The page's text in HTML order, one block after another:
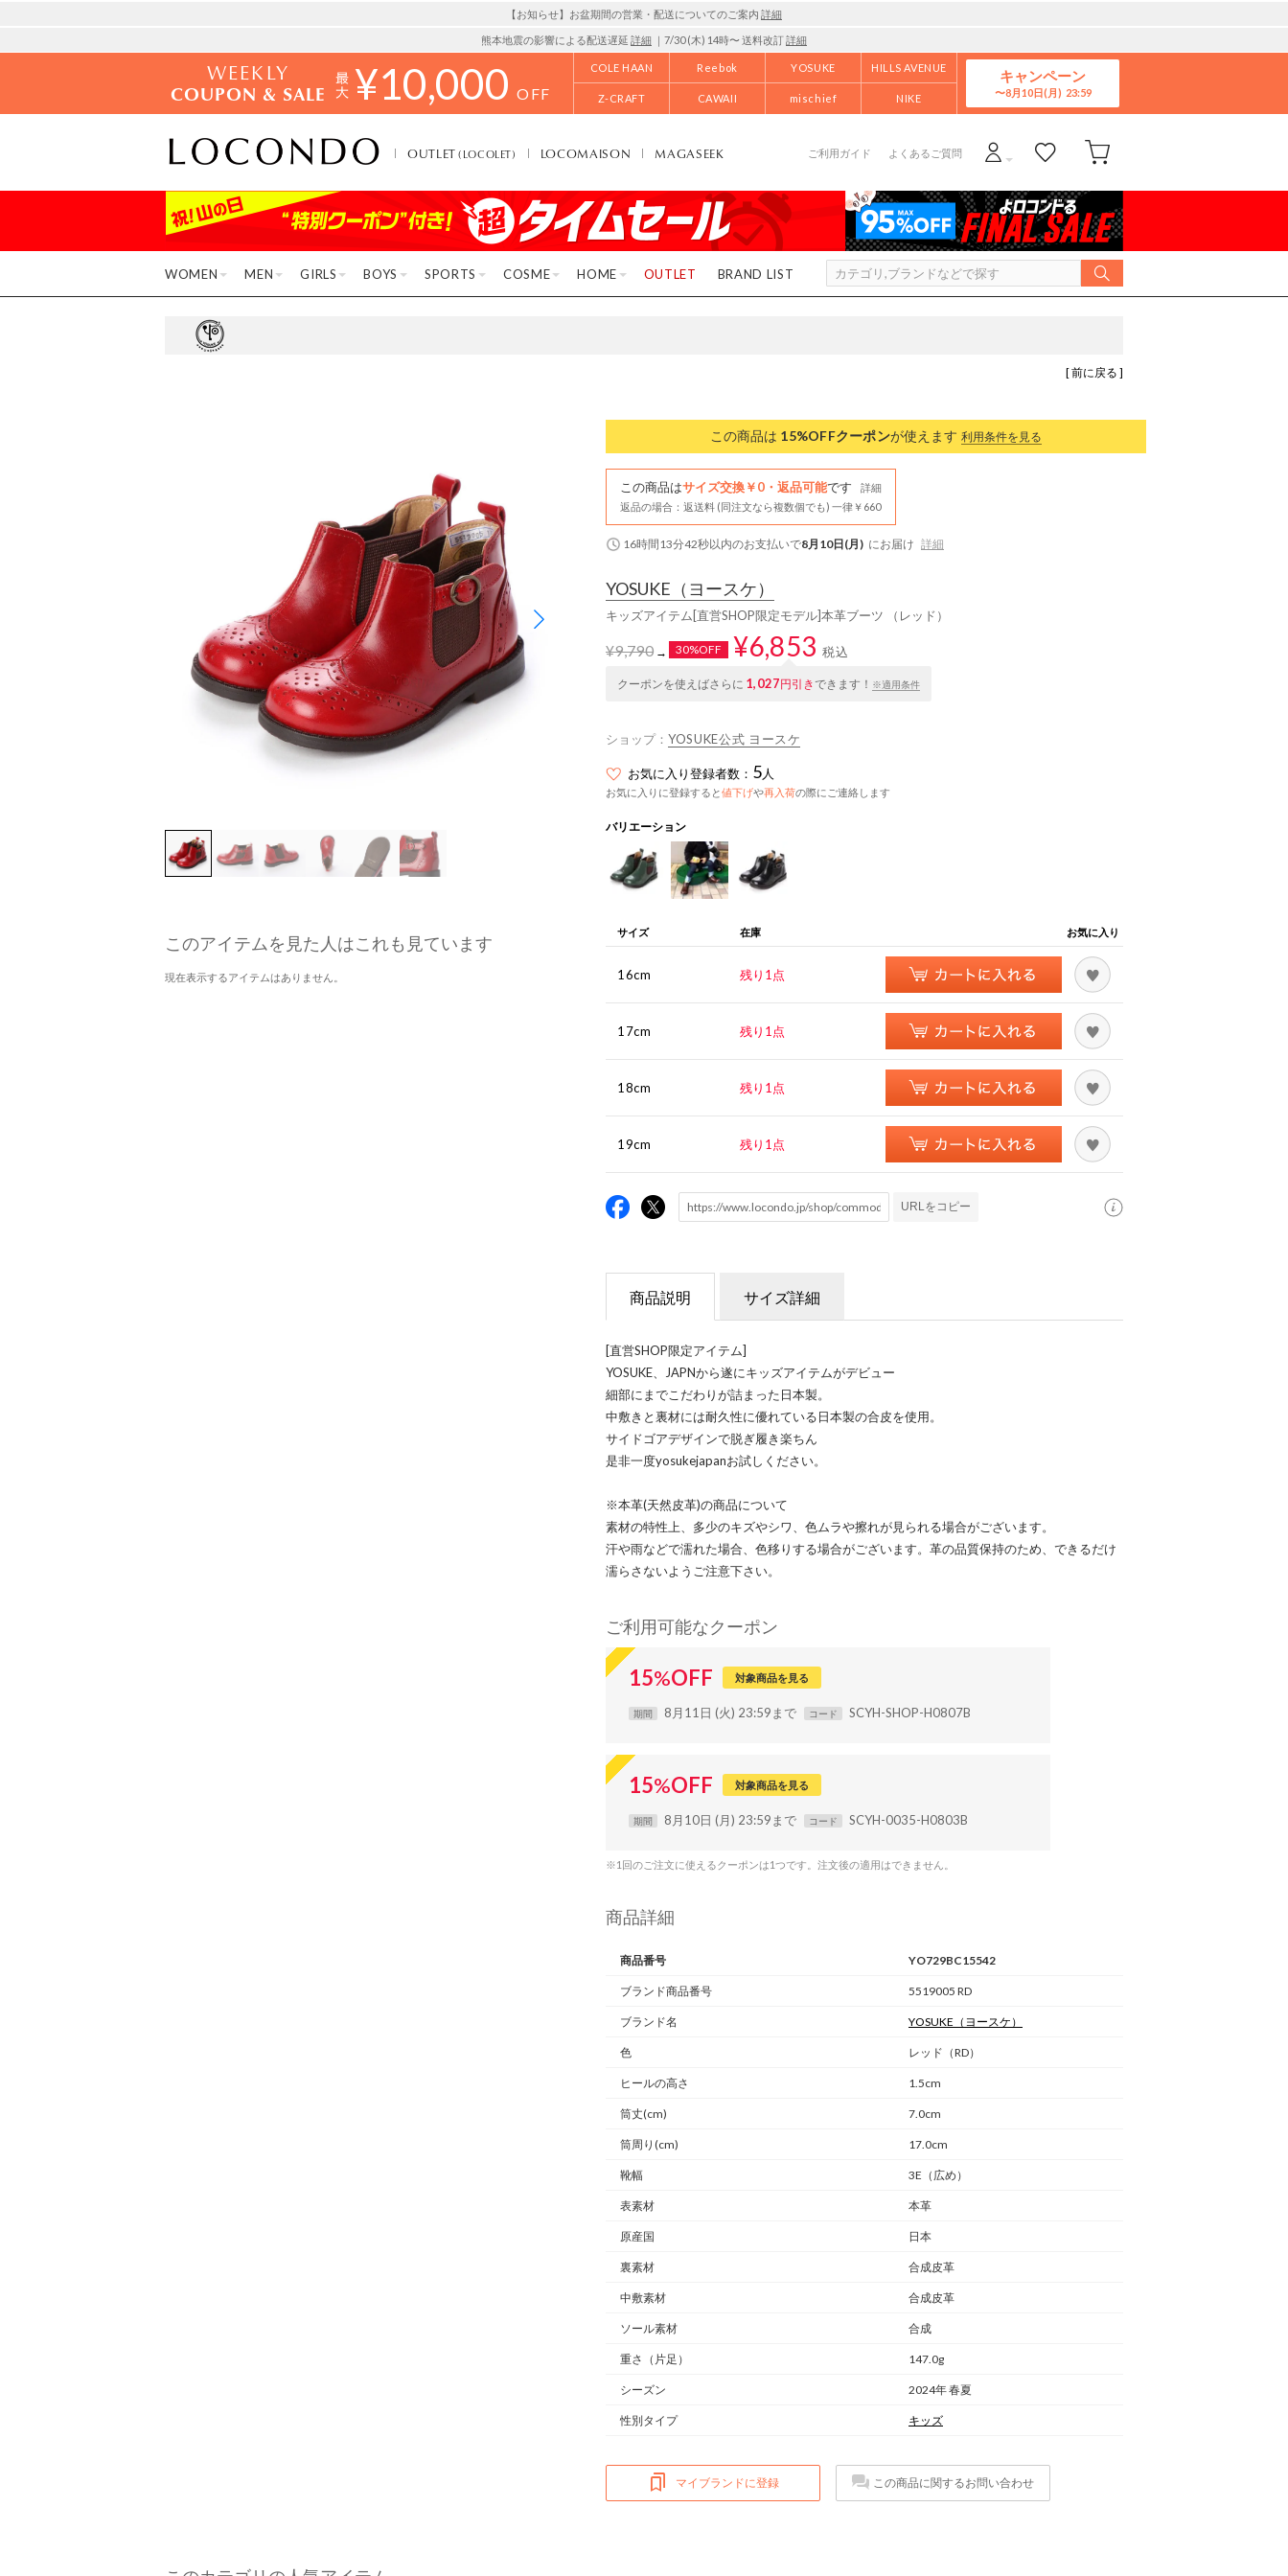
【お知らせ】お盆期間の営業・配送についてのご案内 詳細
熊本地震の影響による配送遅延 詳細 ｜7/30 (木) 14時〜 送料改訂詳細
WEEKLY
COUPON & SALE ¥10,000 OFF
COLE HAAN Reebok YOSUKE HILLS AVENUE
Z-CRAFT CAWAII mischief NIKE
キャンペーン
8月10日(月)
OUTLET(LOCOLET) LOCOMAISON MAGASEEK ご利用ガイド よくあるご質問
WOMEN MEN GIRLS BOYS SPORTS COSME HOME OUTLET BRAND LIST
[ 前に戻る ]
このアイテムを見た人はこれも見ています
現在表示するアイテムはありません。
この商品は 15%OFFクーポンが使えます 利用条件を見る
この商品はサイズ交換￥0・返品可能です
詳細
返品の場合：返送料 (同注文なら複数個でも) 一律￥660
16時間13分41秒以内のお支払いで8月10日(月) にお届け 詳細
YOSUKE （ヨースケ）
キッズアイテム[直営SHOP限定モデル]本革ブーツ （レッド）
¥9,790→ 30%OFF ¥6,853 税込
クーポンを使えばさらに 1,027円引きできます！ ※適用条件
ショップ： YOSUKE公式 ヨースケ
お気に入り登録者数： 5人
お気に入りに登録すると値下げや再入荷の際にご連絡します
バリエーション
サイズ 在庫 お気に入り
16cm 残り1点
17cm 残り1点
18cm 残り1点
19cm 残り1点
URLをコピー
商品説明 サイズ詳細
[直営SHOP限定アイテム]
YOSUKE、JAPNから遂にキッズアイテムがデビュー
細部にまでこだわりが詰まった日本製。
中敷きと裏材には耐久性に優れている日本製の合皮を使用。
サイドゴアデザインで脱ぎ履き楽ちん
是非一度yosukejapanお試しください。
※本革(天然皮革)の商品について
素材の特性上、多少のキズやシワ、色ムラや擦れが見られる場合がございます。
汗や雨などで濡れた場合、色移りする場合がございます。革の品質保持のため、できるだけ
濡らさないようご注意下さい。
ご利用可能なクーポン
15%OFF 対象商品を見る
期間 8月11日 (火) 23:59まで コード SCYH-SHOP-H0807B
15%OFF 対象商品を見る
期間 8月10日 (月) 23:59まで コード SCYH-0035-H0803B
※1回のご注文に使えるクーポンは1つです。注文後の適用はできません。
商品詳細
商品番号 YO729BC15542
ブランド商品番号 5519005 RD
ブランド名 YOSUKE （ヨースケ）
色 レッド（RD）
ヒールの高さ 1.5cm
筒丈(cm) 7.0cm
筒周り(cm) 17.0cm
靴幅 3E（広め）
表素材 本革
原産国 日本
裏素材 合成皮革
中敷素材 合成皮革
ソール素材 合成
重さ （片足） 147.0g
シーズン 2024年 春夏
性別タイプ キッズ
マイブランドに登録 この商品に関するお問い合わせ